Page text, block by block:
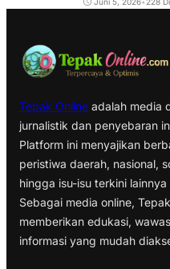
Tepak Online adalah media
jurnalistik dan penyebaran
Platform ini menyajikan
peristiwa daerah, nasional,
hingga isu-isu terkini
Sebagai media online,
memberikan edukasi,
informasi yang mudah